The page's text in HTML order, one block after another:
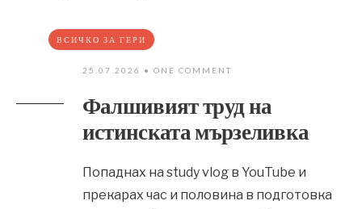
ВСИЧКО ЗА ГЕРИ
25.07.2026 • ONE COMMENT
Фалшивият труд на
истинската мързеливка
Попаднах на study vlog в YouTube и
прекарах час и половина в подготовка